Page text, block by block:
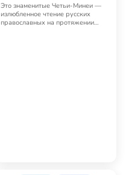
Это знаменитые Четьи-Минеи —
излюбленное чтение русских
православных на протяжении